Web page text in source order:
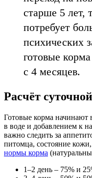
старше 5 лет,
потребует
психических
готовые
с 4 месяцев.
Расчёт
Готовые корма начинают
в воде и добавлением к
важно следить за
питомца, состояние
нормы корма
1–2 день – 75% и